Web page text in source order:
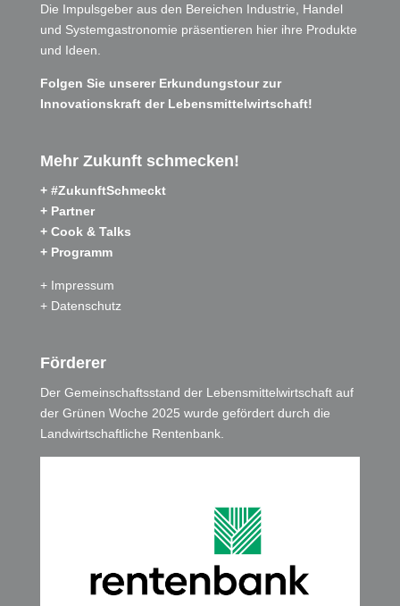
Die Impulsgeber aus den Bereichen Industrie, Handel
und Systemgastronomie präsentieren hier ihre Produkte
und Ideen.
Folgen Sie unserer Erkundungstour zur
Innovationskraft der Lebensmittelwirtschaft!
Mehr Zukunft schmecken!
+ #ZukunftSchmeckt
+ Partner
+ Cook & Talks
+ Programm
+ Impressum
+ Datenschutz
Förderer
Der Gemeinschaftsstand der Lebensmittelwirtschaft auf
der Grünen Woche 2025 wurde gefördert durch die
Landwirtschaftliche Rentenbank.